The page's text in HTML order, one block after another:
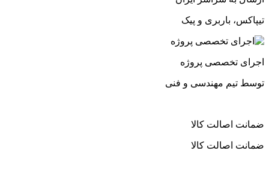
تیپاکس، باربری و پیک
اجرای تخصصی پروژه
توسط تیم مهندسی و فنی
ضمانت اصالت کالا
ضمانت اصالت کالا